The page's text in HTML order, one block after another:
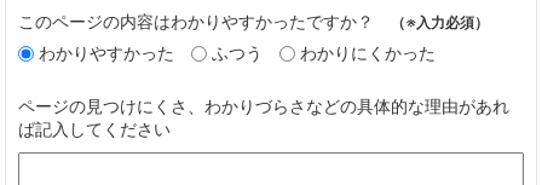
このページの内容はわかりやすかったですか？ （※入力必須）
わかりやすかった ふつう わかりにくかった
ページの見つけにくさ、わかりづらさなどの具体的な理由があれ
ば記入してください